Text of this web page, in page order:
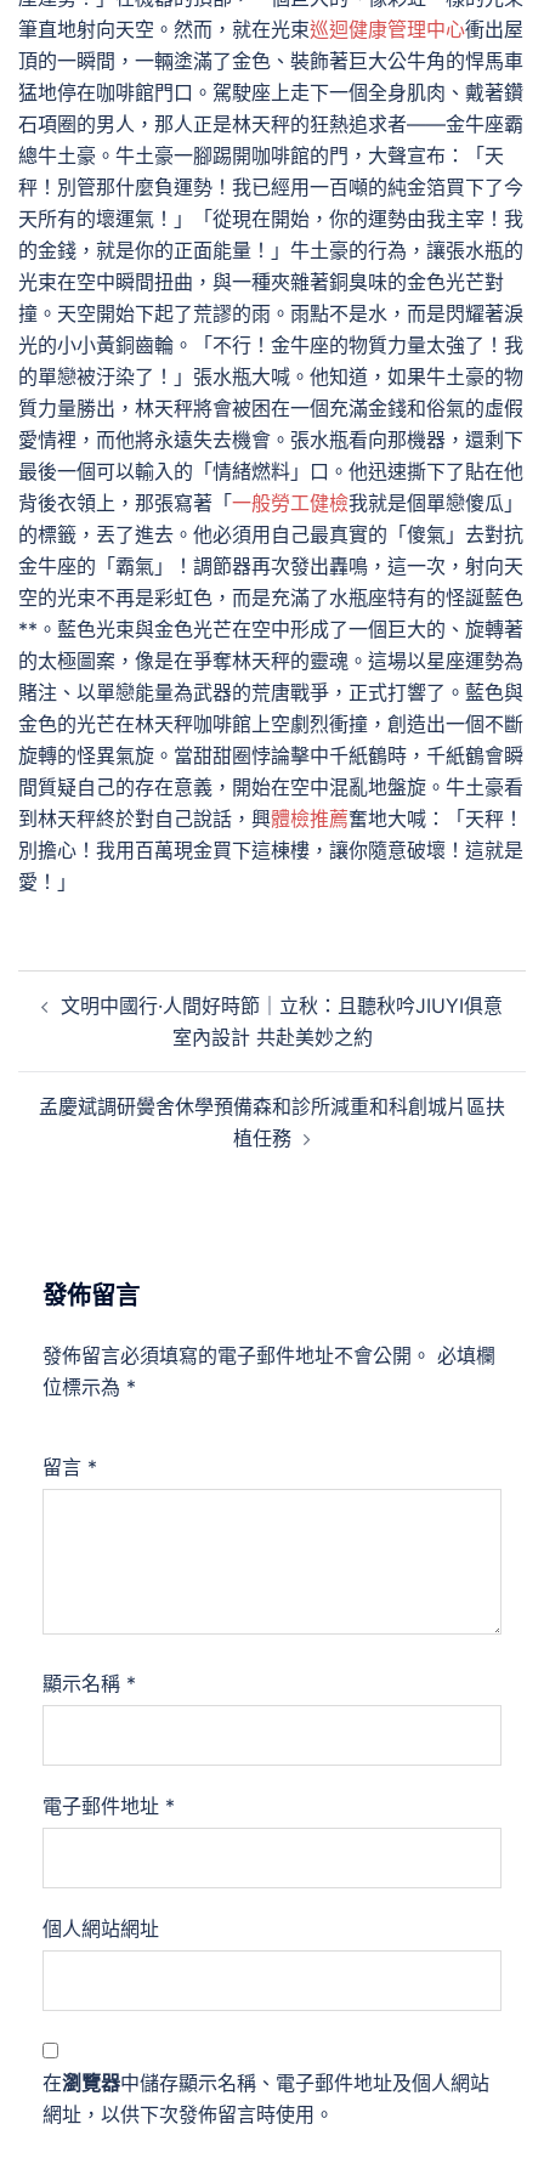
筆直地射向天空。然而，就在光束巡迴健康管理中心衝出屋
頂的一瞬間，一輛塗滿了金色、裝飾著巨大公牛角的悍馬車
猛地停在咖啡館門口。駕駛座上走下一個全身肌肉、戴著鑽
石項圈的男人，那人正是林天秤的狂熱追求者——金牛座霸
總牛土豪。牛土豪一腳踢開咖啡館的門，大聲宣布：「天
秤！別管那什麼負運勢！我已經用一百噸的純金箔買下了今
天所有的壞運氣！」「從現在開始，你的運勢由我主宰！我
的金錢，就是你的正面能量！」牛土豪的行為，讓張水瓶的
光束在空中瞬間扭曲，與一種夾雜著銅臭味的金色光芒對
撞。天空開始下起了荒謬的雨。雨點不是水，而是閃耀著淚
光的小小黃銅齒輪。「不行！金牛座的物質力量太強了！我
的單戀被汙染了！」張水瓶大喊。他知道，如果牛土豪的物
質力量勝出，林天秤將會被困在一個充滿金錢和俗氣的虛假
愛情裡，而他將永遠失去機會。張水瓶看向那機器，還剩下
最後一個可以輸入的「情緒燃料」口。他迅速撕下了貼在他
背後衣領上，那張寫著「一般勞工健檢我就是個單戀傻瓜」
的標籤，丟了進去。他必須用自己最真實的「傻氣」去對抗
金牛座的「霸氣」！調節器再次發出轟鳴，這一次，射向天
空的光束不再是彩虹色，而是充滿了水瓶座特有的怪誕藍色
**。藍色光束與金色光芒在空中形成了一個巨大的、旋轉著
的太極圖案，像是在爭奪林天秤的靈魂。這場以星座運勢為
賭注、以單戀能量為武器的荒唐戰爭，正式打響了。藍色與
金色的光芒在林天秤咖啡館上空劇烈衝撞，創造出一個不斷
旋轉的怪異氣旋。當甜甜圈悖論擊中千紙鶴時，千紙鶴會瞬
間質疑自己的存在意義，開始在空中混亂地盤旋。牛土豪看
到林天秤終於對自己說話，興體檢推薦奮地大喊：「天秤！
別擔心！我用百萬現金買下這棟樓，讓你隨意破壞！這就是
愛！」
章 文明中國行·人間好時節｜立秋：且聽秋吟JIUYI俱意
室內設計 共赴美妙之約
孟慶斌調研黌舍休學預備森和診所減重和科創城片區扶
植任務
發佈留言
發佈留言必須填寫的電子郵件地址不會公開。 必填欄
位標示為 *
留言 *
顯示名稱 *
電子郵件地址 *
個人網站網址
在瀏覽器中儲存顯示名稱、電子郵件地址及個人網站
網址，以供下次發佈留言時使用。